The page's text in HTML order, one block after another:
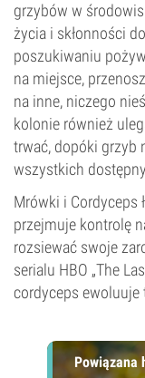
grzybów w
życia i skłonności
poszukiwaniu
na miejsce,
na inne, niczego
kolonie również
trwać, dopóki grzyb
wszystkich
Mrówki i Cordyceps
przejmuje kontrolę
rozsiewać swoje
serialu HBO „The
cordyceps ewoluuje
Powiązana